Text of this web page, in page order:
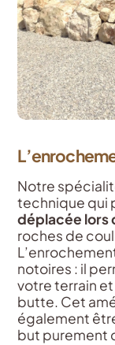
Notre
technique qui
déplacée lors
roches de
notoires : il
votre terrain
butte. Cet
également
but purement